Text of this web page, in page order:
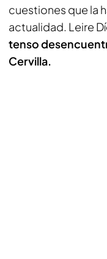
cuestiones que la
actualidad. Leire
tenso
Cervilla.